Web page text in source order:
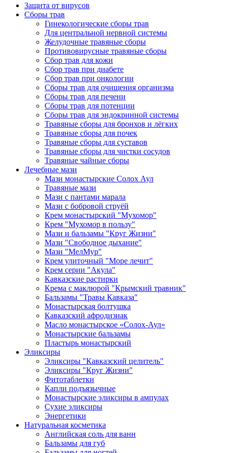
Защита от вирусов
Сборы трав
Гинекологические сборы трав
Для центральной нервной системы
Желудочные травяные сборы
Противовирусные травяные сборы
Сбор трав для кожи
Сбор трав при диабете
Сбор трав при онкологии
Сборы трав для очищения организма
Сборы трав для печени
Сборы трав для потенции
Сборы трав для эндокринной системы
Травяные сборы для бронхов и лёгких
Травяные сборы для почек
Травяные сборы для суставов
Травяные сборы для чистки сосудов
Травяные чайные сборы
Лечебные мази
Мази монастырские Солох Аул
Травяные мази
Мази с пантами марала
Мази с бобровой струёй
Крем монастырский "Мухомор"
Крем "Мухомор в пользу"
Мази и бальзамы "Круг Жизни"
Мази "Свободное дыхание"
Мази "МелМур"
Крем улиточный "Море лечит"
Крем серии "Акула"
Кавказские растирки
Крема с маклюрой "Крымский травник"
Бальзамы "Травы Кавказа"
Монастырская болтушка
Кавказский афродизиак
Масло монастырское «Солох-Аул»
Монастырские бальзамы
Пластырь монастырский
Эликсиры
Эликсиры "Кавказский целитель"
Эликсиры "Круг Жизни"
Фитотаблетки
Капли подъязычные
Монастырские эликсиры в ампулах
Сухие эликсиры
Энергетики
Натуральная косметика
Английская соль для ванн
Бальзамы для губ